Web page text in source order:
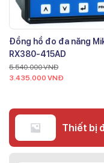
Đồng hồ đo đa năng
RX380-415AD
5.540.000VNĐ
3.435.000 VNĐ
Thiết bị